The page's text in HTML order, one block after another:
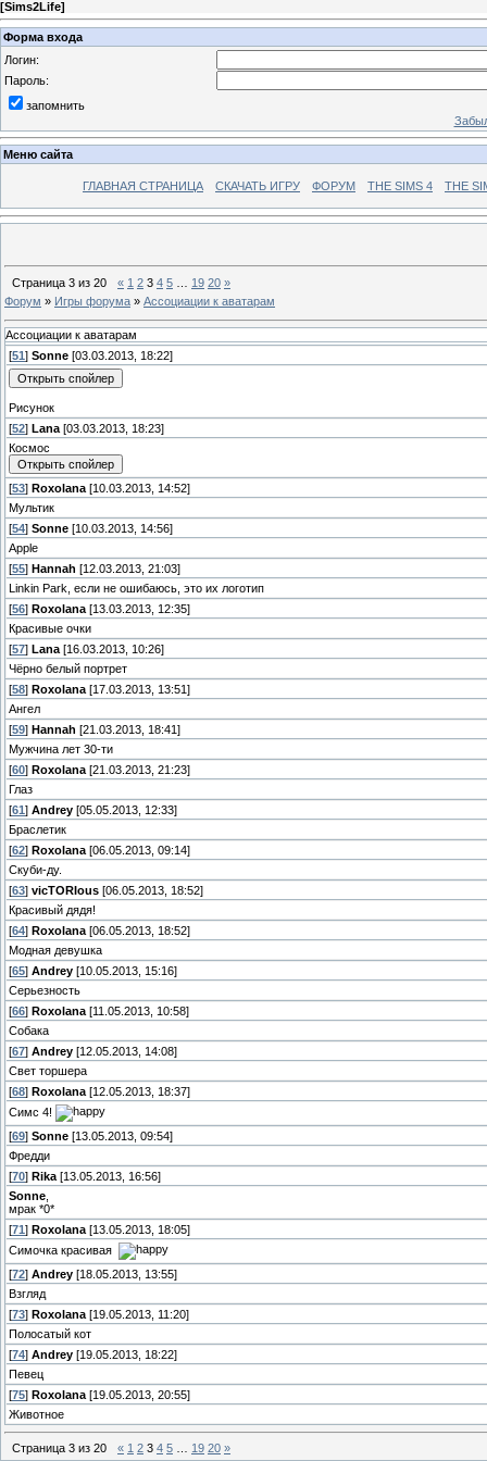
[Sims2Life]
Форма входа
Логин:
Пароль:
запомнить
Меню сайта
ГЛАВНАЯ СТРАНИЦА СКАЧАТЬ ИГРУ ФОРУМ THE SIMS 4 THE
Страница 3 из 20 « 1 2 3 4 5 19 20 »
Форум » Игры форума » Ассоциации к аватарам
Ассоциации к аватарам
[51 ] Sonne [03.03.2013, 18:22]
Рисунок
[52] Lana [03.03.2013, 18:23]
Космос
[53] Roxolana [10.03.2013, 14:52]
Мультик
[54] Sonne [10.03.2013, 14:56]
Apple
[55] Hannah [12.03.2013, 21:03]
Linkin Park, если не ошибаюсь, это их логотип
[56] Roxolana [13.03.2013, 12:35]
Красивые очки
[57] Lana [16.03.2013, 10:26]
Чёрно белый портрет
[58] Roxolana [17.03.2013, 13:51]
Ангел
[59] Hannah [21.03.2013, 18:41]
Мужчина лет 30-ти
[60] Roxolana [21.03.2013, 21:23]
Глаз
[61 ] Andrey [05.05.2013, 12:33]
Браслетик
[62] Roxolana [06.05.2013, 09:14]
Скуби-ду.
[63] vicTORIous [06.05.2013, 18:52]
Красивый дядя!
[64] Roxolana [06.05.2013, 18:52]
Модная девушка
[65] Andrey [10.05.2013, 15:16]
Серьезность
[66] Roxolana [11.05.2013, 10:58]
Собака
[67] Andrey [12.05.2013, 14:08]
Свет торшера
[68] Roxolana [12.05.2013, 18:37]
Симс 4!
[69] Sonne [13.05.2013, 09:54]
Фредди
[70] Rika [13.05.2013, 16:56]
Sonne
мрак *0*
[71 ] Roxolana [13.05.2013, 18:05]
Симочка красивая
[72] Andrey [18.05.2013, 13:55]
Взгляд
[73] Roxolana [19.05.2013, 11:20]
Полосатый кот
[74] Andrey [19.05.2013, 18:22]
Певец
[75] Roxolana [19.05.2013, 20:55]
Животное
Страница 3 из 20 « 1 2 3 4 5 19 20 »